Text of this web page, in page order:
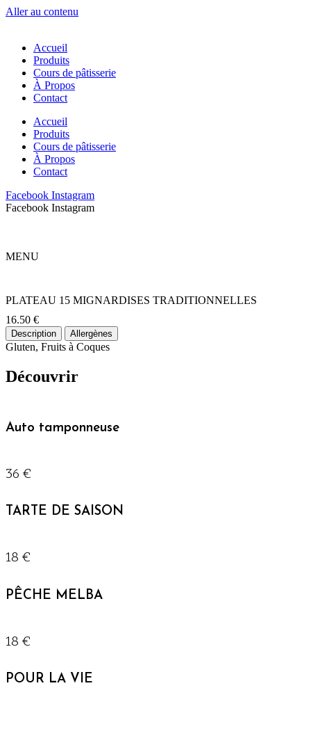
Aller au contenu
Accueil
Produits
Cours de pâtisserie
À Propos
Contact
Accueil
Produits
Cours de pâtisserie
À Propos
Contact
Facebook Instagram
Facebook Instagram
MENU
PLATEAU 15 MIGNARDISES TRADITIONNELLES
16.50 €
Description Allergènes
Gluten, Fruits à Coques
Découvrir
Auto tamponneuse
36 €
TARTE DE SAISON
18 €
PÊCHE MELBA
18 €
POUR LA VIE